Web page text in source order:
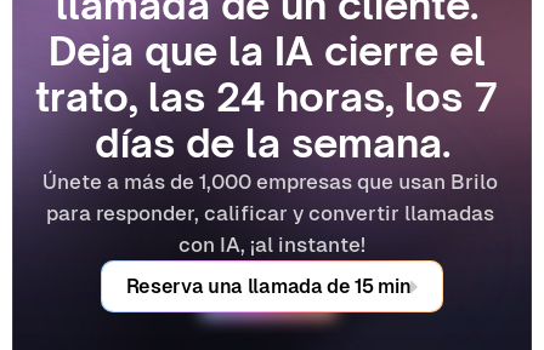
Deja que la IA cierre el
trato, las 24 horas, los 7
días de la semana.
Únete a más de 1,000 empresas que usan Brilo
para responder, calificar y convertir llamadas
con IA, ¡al instante!
Reserva una llamada de 15 min